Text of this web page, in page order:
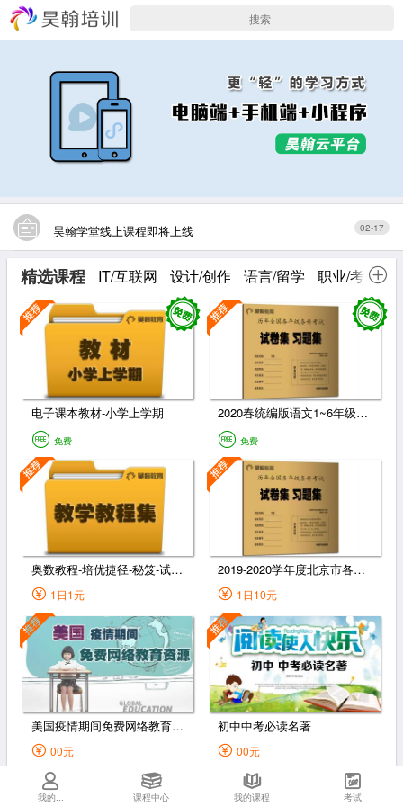
昊翰学堂线上课程即将上线 02-17
昊翰学堂寒假班热招中 12-26
精选课程 IT/互联网 设计/创作 语言/留学 职业/考证
电子课本教材-小学上学期
免费
2020春统编版语文1~6年级下册课课练（含答案）
免费
奥数教程-培优捷径-秘笈-试题（1-6年级）
1日1元
2019-2020学年度北京市各区1-6年级第一学期期末试卷
1日10元
美国疫情期间免费网络教育资源
00元
初中中考必读名著
00元
我的... 课程中心 我的课程 考试